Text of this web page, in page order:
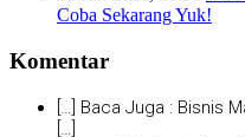
Coba Sekarang Yuk!
Komentar
[…] Baca Juga : Bisnis